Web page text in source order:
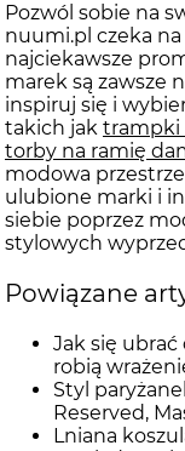
Pozwól sobie na
nuumi.pl czeka
najciekawsze
marek są zawsze
inspiruj się i
takich jak trampki
torby na ramię
modowa
ulubione marki i
siebie poprzez
stylowych
Powiązane
Jak się ubrać
robią
Styl
Reserved,
Lniana